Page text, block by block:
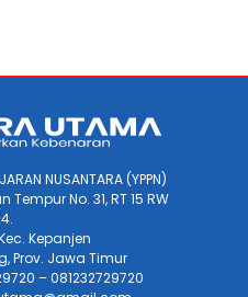
NUSANTARA (YPPN)
No. 31, RT 15 RW
Kepanjen
Prov. Jawa Timur
– 081232729720